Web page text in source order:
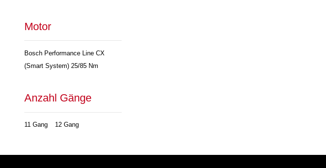
Motor
Bosch Performance Line CX
(Smart System) 25/85 Nm
Anzahl Gänge
11 Gang 12 Gang